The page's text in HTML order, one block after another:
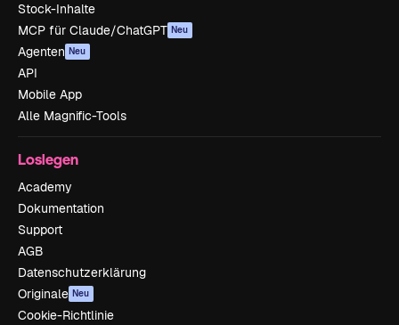
Stock-Inhalte
MCP für Claude/ChatGPT Neu
Agenten Neu
API
Mobile App
Alle Magnific-Tools
Loslegen
Academy
Dokumentation
Support
AGB
Datenschutzerklärung
Originale Neu
Cookie-Richtlinie